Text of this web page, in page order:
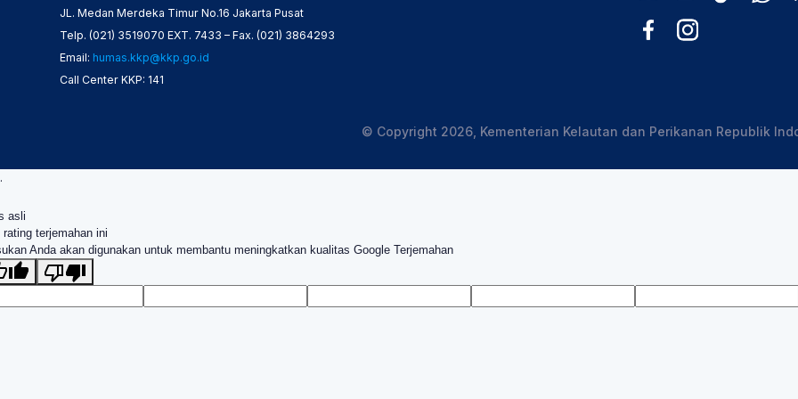
JL. Medan Merdeka Timur No.16 Jakarta Pusat
Telp. (021) 3519070 EXT. 7433 – Fax. (021) 3864293
Email: humas.kkp@kkp.go.id
Call Center KKP: 141
© Copyright 2026, Kementerian Kelautan dan Perikanan Republik
.
asli
rating terjemahan ini
Anda akan digunakan untuk membantu meningkatkan kualitas Google Terjemahan